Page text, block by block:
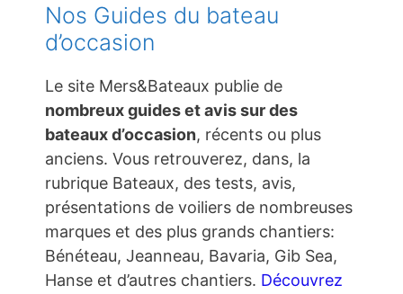
Nos Guides du bateau
d’occasion
Le site Mers&Bateaux publie de
nombreux guides et avis sur des
bateaux d’occasion, récents ou plus
anciens. Vous retrouverez, dans, la
rubrique Bateaux, des tests, avis,
présentations de voiliers de nombreuses
marques et des plus grands chantiers:
Bénéteau, Jeanneau, Bavaria, Gib Sea,
Hanse et d’autres chantiers. Découvrez